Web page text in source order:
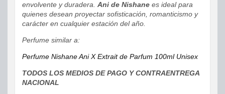
envolvente y duradera. Ani de Nishane es ideal para
quienes desean proyectar sofisticación, romanticismo y
carácter en cualquier estación del año.
Perfume similar a:
Perfume Nishane Ani X Extrait de Parfum 100ml Unisex
TODOS LOS MEDIOS DE PAGO Y CONTRAENTREGA
NACIONAL